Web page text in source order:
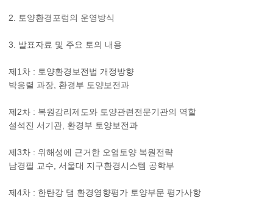
2. 토양환경포럼의 운영방식
3. 발표자료 및 주요 토의 내용
제1차 : 토양환경보전법 개정방향
박응렬 과장, 환경부 토양보전과
제2차 : 복원감리제도와 토양관련전문기관의 역할
설석진 서기관, 환경부 토양보전과
제3차 : 위해성에 근거한 오염토양 복원전략
남경필 교수, 서울대 지구환경시스템 공학부
제4차 : 한탄강 댐 환경영향평가 토양부문 평가사항